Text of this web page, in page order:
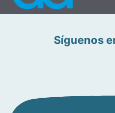
Síguenos